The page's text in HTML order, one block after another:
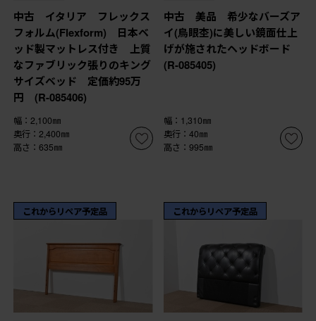
中古 イタリア フレックス
フォルム(Flexform) 日本ベ
ッド製マットレス付き 上質
なファブリック張りのキング
サイズベッド 定価約95万
円 (R-085406)
幅：2,100㎜
奥行：2,400㎜
高さ：635㎜
中古 美品 希少なバーズア
イ(鳥眼杢)に美しい鏡面仕上
げが施されたヘッドボード
(R-085405)
幅：1,310㎜
奥行：40㎜
高さ：995㎜
これからリペア予定品 これからリペア予定品